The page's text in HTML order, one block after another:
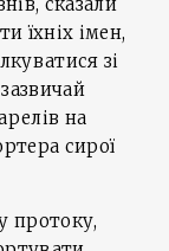
їхніх імен,
зі
на
сирої
протоку,